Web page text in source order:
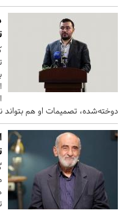
دوخته‌شده، تصمیمات او هم